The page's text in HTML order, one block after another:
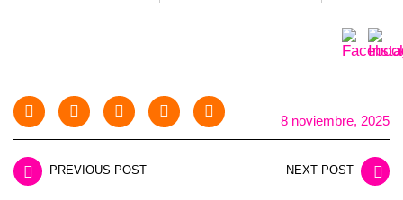
8 noviembre, 2025
PREVIOUS POST NEXT POST